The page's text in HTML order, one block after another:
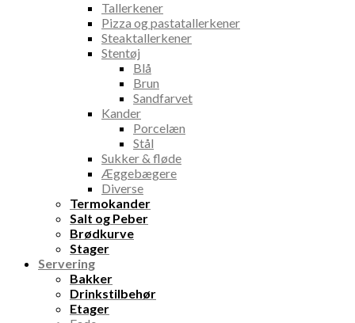
Tallerkener
Pizza og pastatallerkener
Steaktallerkener
Stentøj
Blå
Brun
Sandfarvet
Kander
Porcelæn
Stål
Sukker & fløde
Æggebægere
Diverse
Termokander
Salt og Peber
Brødkurve
Stager
Servering
Bakker
Drinkstilbehør
Etager